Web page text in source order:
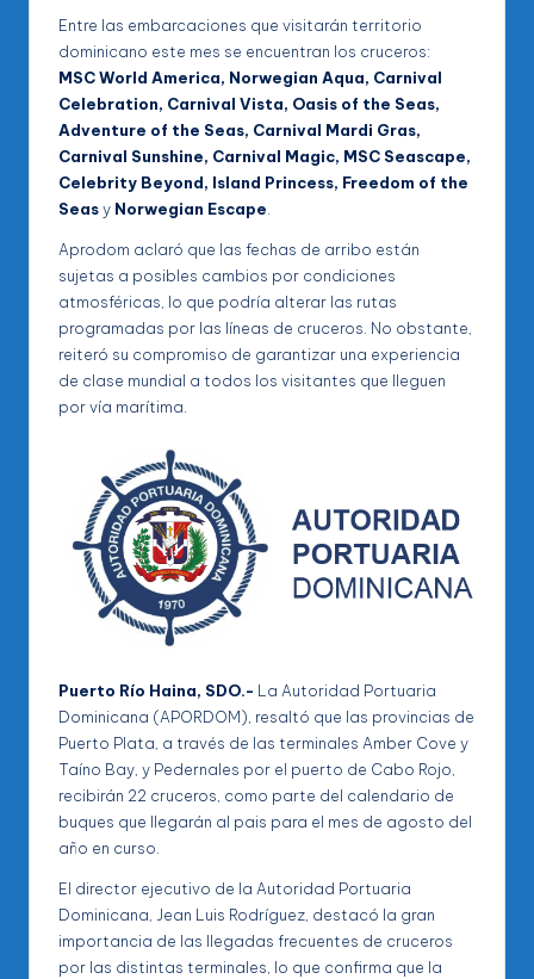
Entre las embarcaciones que visitarán territorio
dominicano este mes se encuentran los cruceros:
MSC World America, Norwegian Aqua, Carnival
Celebration, Carnival Vista, Oasis of the Seas,
Adventure of the Seas, Carnival Mardi Gras,
Carnival Sunshine, Carnival Magic, MSC Seascape,
Celebrity Beyond, Island Princess, Freedom of the
Seasy Norwegian Escape.
Aprodom aclaró que las fechas de arribo están
sujetas a posibles cambios por condiciones
atmosféricas, lo que podría alterar las rutas
programadas por las líneas de cruceros. No obstante,
reiteró su compromiso de garantizar una experiencia
de clase mundial a todos los visitantes que lleguen
por vía marítima.
Puerto Río Haina, SDO.- La Autoridad Portuaria
Dominicana (APORDOM), resaltó que las provincias de
Puerto Plata, a través de las terminales Amber Cove y
Taíno Bay, y Pedernales por el puerto de Cabo Rojo,
recibirán 22 cruceros, como parte del calendario de
buques que llegarán al pais para el mes de agosto del
año en curso.
El director ejecutivo de la Autoridad Portuaria
Dominicana, Jean Luis Rodríguez, destacó la gran
importancia de las llegadas frecuentes de cruceros
por las distintas terminales, lo que confirma que la